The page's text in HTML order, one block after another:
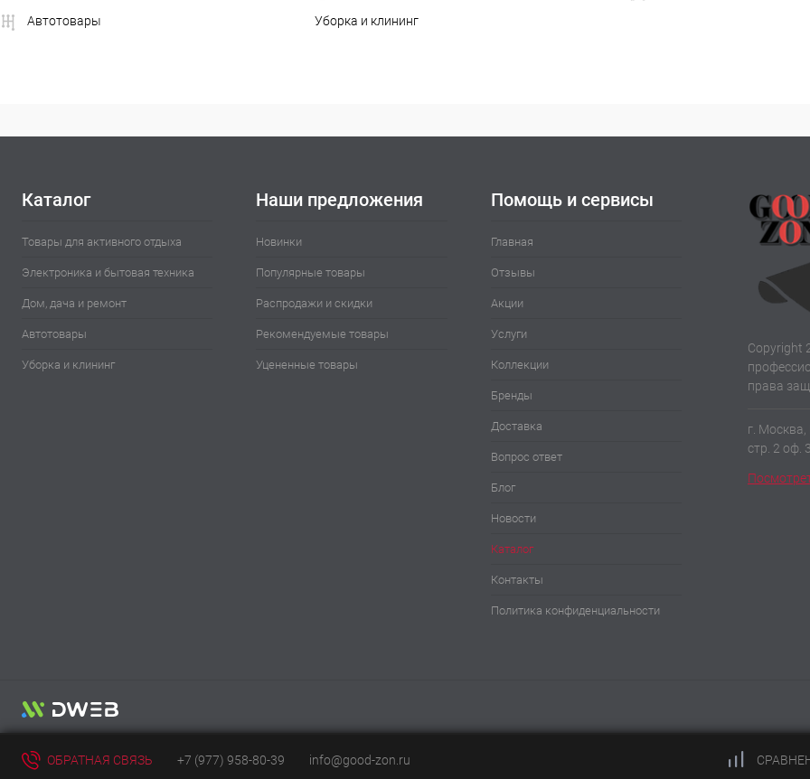
Автотовары Уборка и клининг
Каталог
Товары для активного отдыха
Электроника и бытовая техника
Дом, дача и ремонт
Автотовары
Уборка и клининг
Наши предложения
Новинки
Популярные товары
Распродажи и скидки
Рекомендуемые товары
Уцененные товары
Помощь и сервисы
Главная
Отзывы
Акции
Услуги
Коллекции
Бренды
Доставка
Вопрос ответ
Блог
Новости
Каталог
Контакты
Политика конфиденциальности
Copyright
права
г. Москва,
стр. 2 оф.
ОБРАТНАЯ СВЯЗЬ +7 (977) 958-80-39 info@good-zon.ru